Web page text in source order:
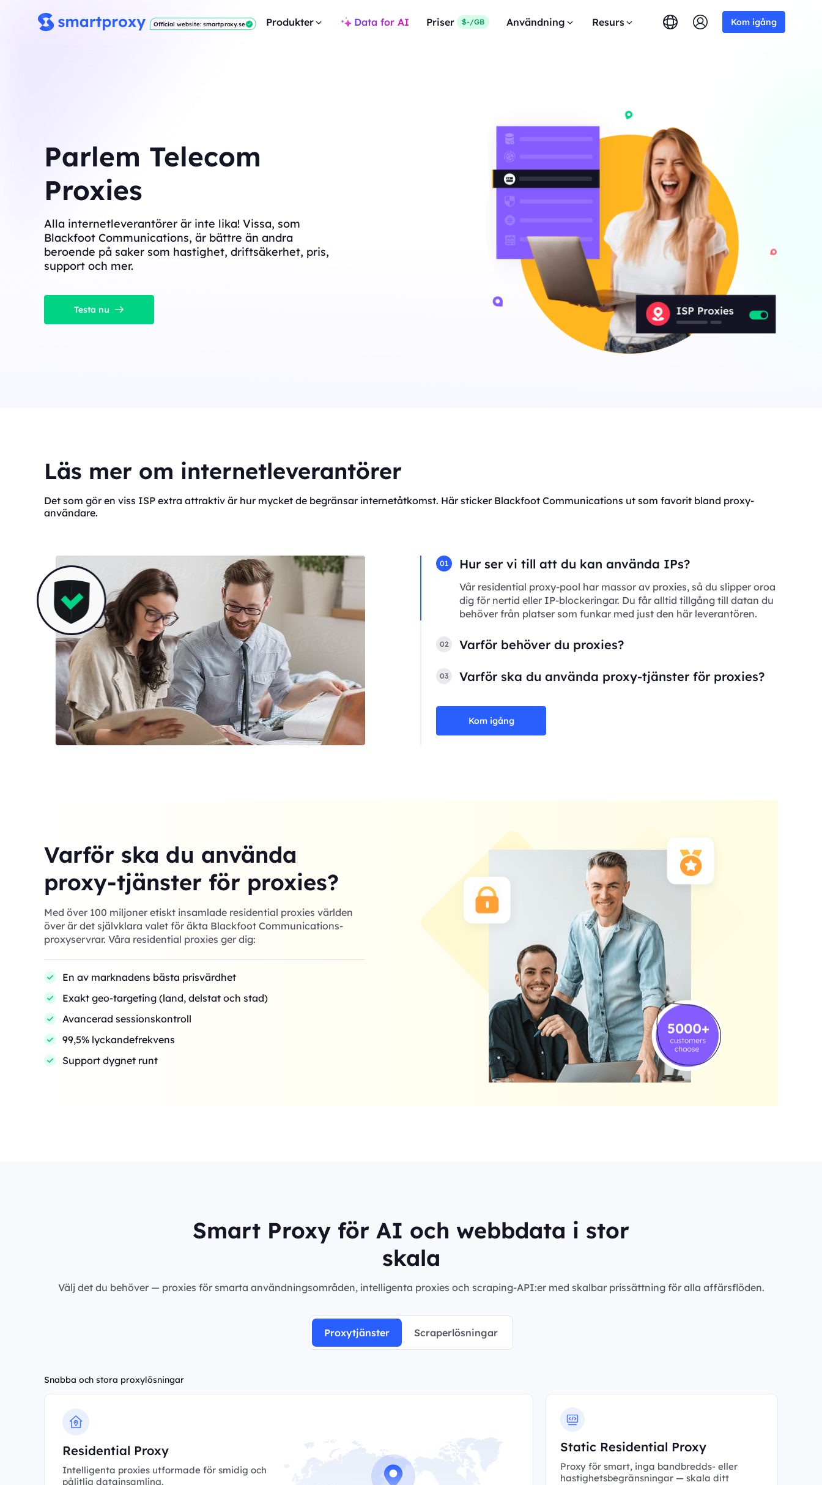
Official website: smartproxy.se Produkter Data for AI Priser $-/GB Användning Resurs Kom igång
Parlem Telecom
Proxies
Alla internetleverantörer är inte lika! Vissa, som
Blackfoot Communications, är bättre än andra
beroende på saker som hastighet, driftsäkerhet, pris,
support och mer.
Testa nu
Läs mer om internetleverantörer
Det som gör en viss ISP extra attraktiv är hur mycket de begränsar internetåtkomst. Här sticker Blackfoot Communications ut som favorit bland proxy-
användare.
01 Hur ser vi till att du kan använda IPs?
Vår residential proxy-pool har massor av proxies, så du slipper oroa
dig för nertid eller IP-blockeringar. Du får alltid tillgång till datan du
behöver från platser som funkar med just den här leverantören.
02 Varför behöver du proxies?
03 Varför ska du använda proxy-tjänster för proxies?
Kom igång
Varför ska du använda
proxy-tjänster för proxies?
Med över 100 miljoner etiskt insamlade residential proxies världen
över är det självklara valet för äkta Blackfoot Communications-
proxyservrar. Våra residential proxies ger dig:
En av marknadens bästa prisvärdhet
Exakt geo-targeting (land, delstat och stad)
Avancerad sessionskontroll
99,5% lyckandefrekvens
Support dygnet runt
Smart Proxy för AI och webbdata i stor
skala
Välj det du behöver — proxies för smarta användningsområden, intelligenta proxies och scraping-API:er med skalbar prissättning för alla affärsflöden.
Proxytjänster Scraperlösningar
Snabba och stora proxylösningar
Residential Proxy
Intelligenta proxies utformade för smidig och
pålitlig datainsamling.
Static Residential Proxy
Proxy för smart, inga bandbredds- eller
hastighetsbegränsningar — skala ditt